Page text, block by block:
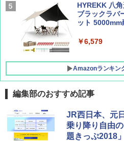
イド ブラック
ッシュ 4人用
ATCW-150B
￥-
HYREKK 八
ブラックラバ
ット
￥6,579
Amazonランキン
編集部のおすすめ記事
JR西日本、元
乗り降り自由
題きっぷ2018」